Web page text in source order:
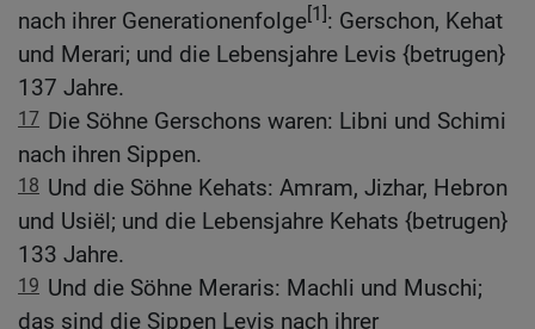
nach ihrer Generationenfolge[1]: Gerschon, Kehat
und Merari; und die Lebensjahre Levis {betrugen}
137 Jahre.
17 Die Söhne Gerschons waren: Libni und Schimi
nach ihren Sippen.
18 Und die Söhne Kehats: Amram, Jizhar, Hebron
und Usiël; und die Lebensjahre Kehats {betrugen}
133 Jahre.
19 Und die Söhne Meraris: Machli und Muschi;
das sind die Sippen Levis nach ihrer